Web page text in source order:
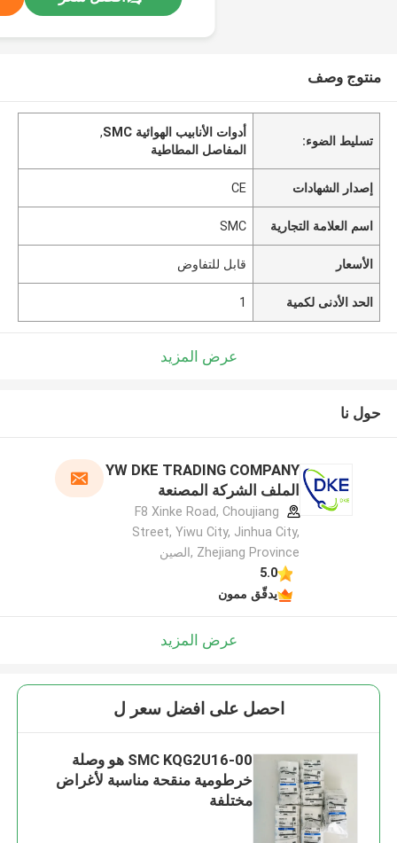
منتوج وصف
تسليط الضوء:
أدوات الأنابيب الهوائية SMC
,
المفاصل المطاطية
إصدار الشهادات CE
اسم العلامة التجارية SMC
الأسعار قابل للتفاوض
الحد الأدنى لكمية 1
عرض المزيد
حول نا
YW DKE TRADING COMPANY
الملف الشركة المصنعة
F8 Xinke Road, Choujiang
Street, Yiwu City, Jinhua City,
Zhejiang Province ,الصين
5.0
يدقّق ممون
عرض المزيد
احصل على افضل سعر ل
SMC KQG2U16-00 هو وصلة
خرطومية منقحة مناسبة لأغراض
مختلفة